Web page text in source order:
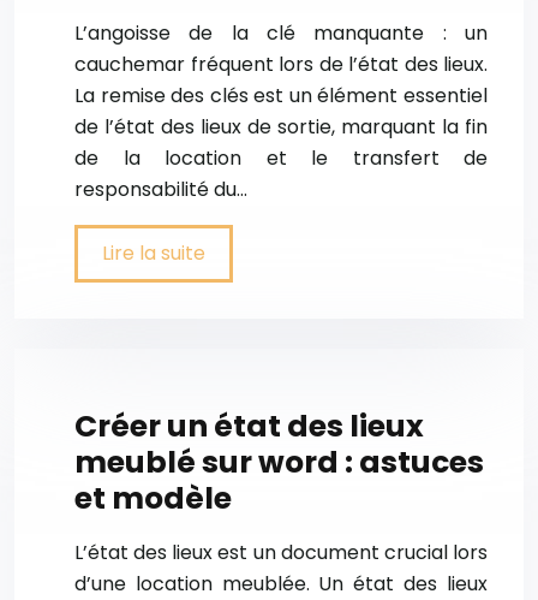
L’angoisse de la clé manquante : un
cauchemar fréquent lors de l’état des lieux.
La remise des clés est un élément essentiel
de l’état des lieux de sortie, marquant la fin
de la location et le transfert de
responsabilité du…
Lire la suite
Créer un état des lieux
meublé sur word : astuces
et modèle
L’état des lieux est un document crucial lors
d’une location meublée. Un état des lieux